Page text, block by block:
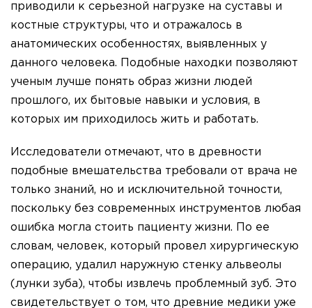
приводили к серьезной нагрузке на суставы и
костные структуры, что и отражалось в
анатомических особенностях, выявленных у
данного человека. Подобные находки позволяют
ученым лучше понять образ жизни людей
прошлого, их бытовые навыки и условия, в
которых им приходилось жить и работать.
Исследователи отмечают, что в древности
подобные вмешательства требовали от врача не
только знаний, но и исключительной точности,
поскольку без современных инструментов любая
ошибка могла стоить пациенту жизни. По ее
словам, человек, который провел хирургическую
операцию, удалил наружную стенку альвеолы
(лунки зуба), чтобы извлечь проблемный зуб. Это
свидетельствует о том, что древние медики уже